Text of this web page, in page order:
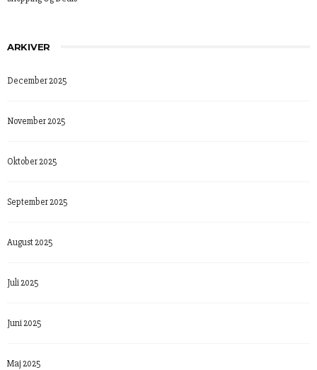
ARKIVER
December 2025
November 2025
Oktober 2025
September 2025
August 2025
Juli 2025
Juni 2025
Maj 2025